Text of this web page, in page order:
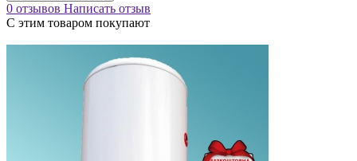
0 отзывов Написать отзыв
С этим товаром покупают